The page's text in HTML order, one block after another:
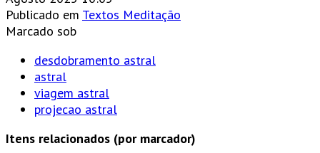
Publicado em Textos Meditação
Marcado sob
desdobramento astral
astral
viagem astral
projecao astral
Itens relacionados (por marcador)